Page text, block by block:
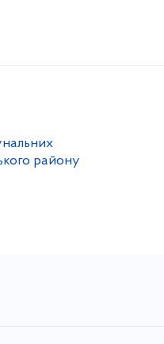
району